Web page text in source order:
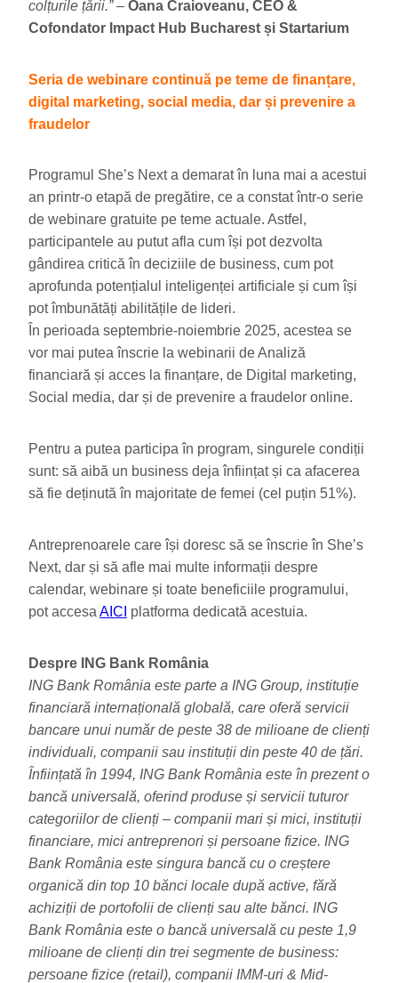
colțurile țării.”– Oana Craioveanu, CEO &
Cofondator Impact Hub Bucharest și Startarium
Seria de webinare continuă pe teme de finanțare,
digital marketing, social media, dar și prevenire a
fraudelor
Programul She’s Next a demarat în luna mai a acestui
an printr-o etapă de pregătire, ce a constat într-o serie
de webinare gratuite pe teme actuale. Astfel,
participantele au putut afla cum își pot dezvolta
gândirea critică în deciziile de business, cum pot
aprofunda potențialul inteligenței artificiale și cum își
pot îmbunătăți abilitățile de lideri.
În perioada septembrie-noiembrie 2025, acestea se
vor mai putea înscrie la webinarii de Analiză
financiară și acces la finanțare, de Digital marketing,
Social media, dar și de prevenire a fraudelor online.
Pentru a putea participa în program, singurele condiții
sunt: să aibă un business deja înființat și ca afacerea
să fie deținută în majoritate de femei (cel puțin 51%).
Antreprenoarele care își doresc să se înscrie în She’s
Next, dar și să afle mai multe informații despre
calendar, webinare și toate beneficiile programului,
pot accesa AICI platforma dedicată acestuia.
Despre ING Bank România
ING Bank România este parte a ING Group, instituție
financiară internațională globală, care oferă servicii
bancare unui număr de peste 38 de milioane de clienți
individuali, companii sau instituții din peste 40 de țări.
Înființată în 1994, ING Bank România este în prezent o
bancă universală, oferind produse și servicii tuturor
categoriilor de clienți – companii mari și mici, instituții
financiare, mici antreprenori și persoane fizice. ING
Bank România este singura bancă cu o creștere
organică din top 10 bănci locale după active, fără
achiziții de portofolii de clienți sau alte bănci. ING
Bank România este o bancă universală cu peste 1,9
milioane de clienți din trei segmente de business:
persoane fizice (retail), companii IMM-uri & Mid-